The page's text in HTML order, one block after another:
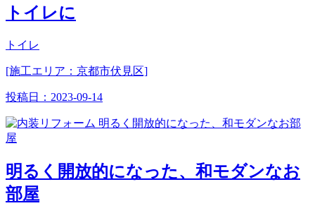
トイレに
トイレ
[施工エリア：京都市伏見区]
投稿日： 2023-09-14
明るく開放的になった、和モダンなお
部屋